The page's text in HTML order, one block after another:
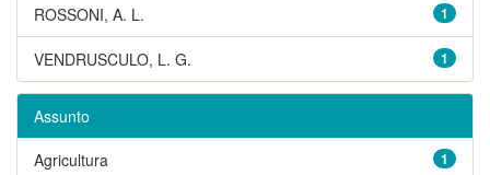
1
ROSSONI, A. L.
1
VENDRUSCULO, L. G.
Assunto
1
Agricultura